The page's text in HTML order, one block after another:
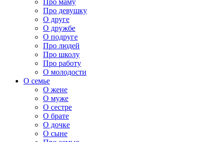
Про маму
Про девушку
О друге
О дружбе
О подруге
Про людей
Про школу
Про работу
О молодости
О семье
О жене
О муже
О сестре
О брате
О дочке
О сыне